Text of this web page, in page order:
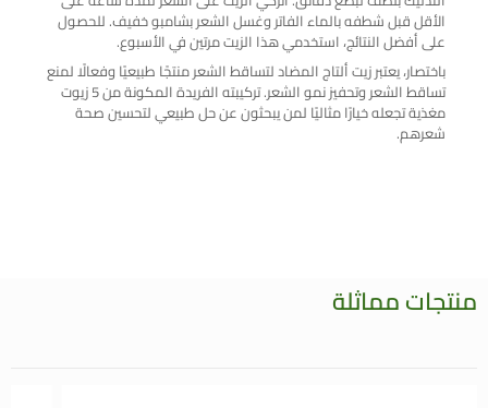
الأقل قبل شطفه بالماء الفاتر وغسل الشعر بشامبو خفيف. للحصول
على أفضل النتائج، استخدمي هذا الزيت مرتين في الأسبوع.
باختصار، يعتبر زيت ألتاج المضاد لتساقط الشعر منتجًا طبيعيًا وفعالًا لمنع
تساقط الشعر وتحفيز نمو الشعر. تركيبته الفريدة المكونة من 5 زيوت
مغذية تجعله خيارًا مثاليًا لمن يبحثون عن حل طبيعي لتحسين صحة
شعرهم.
منتجات مماثلة